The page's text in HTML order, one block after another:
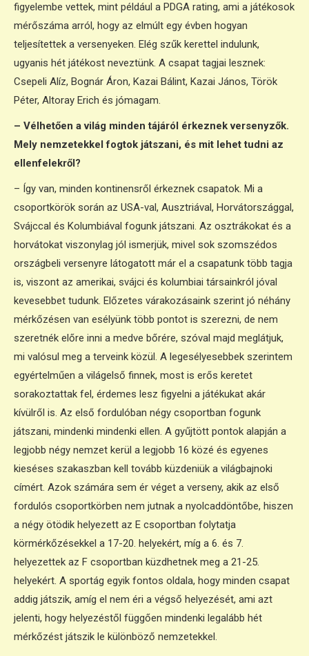
figyelembe vettek, mint például a PDGA rating, ami a játékosok
mérőszáma arról, hogy az elmúlt egy évben hogyan
teljesítettek a versenyeken. Elég szűk kerettel indulunk,
ugyanis hét játékost neveztünk. A csapat tagjai lesznek:
Csepeli Alíz, Bognár Áron, Kazai Bálint, Kazai János, Török
Péter, Altoray Erich és jómagam.
– Vélhetően a világ minden tájáról érkeznek versenyzők.
Mely nemzetekkel fogtok játszani, és mit lehet tudni az
ellenfelekről?
– Így van, minden kontinensről érkeznek csapatok. Mi a
csoportkörök során az USA-val, Ausztriával, Horvátországgal,
Svájccal és Kolumbiával fogunk játszani. Az osztrákokat és a
horvátokat viszonylag jól ismerjük, mivel sok szomszédos
országbeli versenyre látogatott már el a csapatunk több tagja
is, viszont az amerikai, svájci és kolumbiai társainkról jóval
kevesebbet tudunk. Előzetes várakozásaink szerint jó néhány
mérkőzésen van esélyünk több pontot is szerezni, de nem
szeretnék előre inni a medve bőrére, szóval majd meglátjuk,
mi valósul meg a terveink közül. A legesélyesebbek szerintem
egyértelműen a világelső finnek, most is erős keretet
sorakoztattak fel, érdemes lesz figyelni a játékukat akár
kívülről is. Az első fordulóban négy csoportban fogunk
játszani, mindenki mindenki ellen. A gyűjtött pontok alapján a
legjobb négy nemzet kerül a legjobb 16 közé és egyenes
kieséses szakaszban kell tovább küzdeniük a világbajnoki
címért. Azok számára sem ér véget a verseny, akik az első
fordulós csoportkörben nem jutnak a nyolcaddöntőbe, hiszen
a négy ötödik helyezett az E csoportban folytatja
körmérkőzésekkel a 17-20. helyekért, míg a 6. és 7.
helyezettek az F csoportban küzdhetnek meg a 21-25.
helyekért. A sportág egyik fontos oldala, hogy minden csapat
addig játszik, amíg el nem éri a végső helyezését, ami azt
jelenti, hogy helyezéstől függően mindenki legalább hét
mérkőzést játszik le különböző nemzetekkel.